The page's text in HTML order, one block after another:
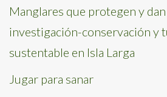
Manglares que protegen y
investigación-conservación y
sustentable en Isla Larga
Jugar para sanar